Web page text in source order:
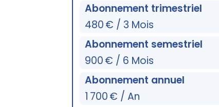
Abonnement trimestriel
480 € / 3 Mois
Abonnement semestriel
900 € / 6 Mois
Abonnement annuel
1 700 € / An